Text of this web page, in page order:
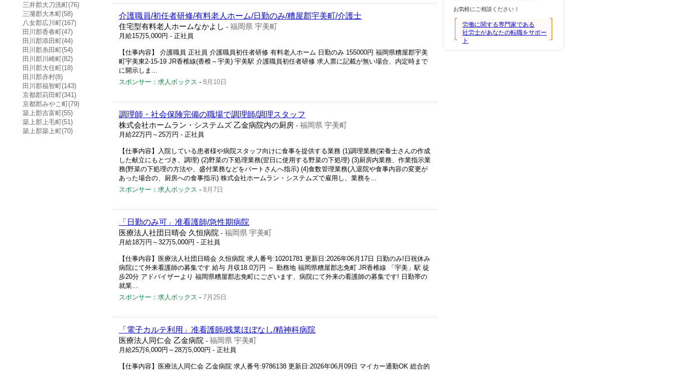
三井郡大刀洗町(76)
三潴郡大木町(58)
八女郡広川町(167)
田川郡香春町(47)
田川郡添田町(44)
田川郡糸田町(54)
田川郡川崎町(82)
田川郡大任町(18)
田川郡赤村(8)
田川郡福智町(143)
京都郡苅田町(341)
京都郡みやこ町(79)
築上郡吉富町(55)
築上郡上毛町(51)
築上郡築上町(70)
介護職員/初任者研修/有料老人ホーム/日勤のみ/糟屋郡宇美町/介護士
住宅型有料老人ホームなかよし - 福岡県 宇美町
月給15万5,000円 - 正社員
【仕事内容】 介護職員 正社員 介護職員初任者研修 有料老人ホーム 日勤のみ 155000円 福岡県糟屋郡宇美
町宇美東2-15-19 JR香椎線(香椎～宇美) 宇美駅 介護職員初任者研修 求人票に記載が無い場合、内定時まで
に開示しま...
スポンサー：求人ボックス - 8月10日
調理師・社会保険完備の職場で調理師/調理スタッフ
株式会社ホームラン・システムズ 乙金病院内の厨房 - 福岡県 宇美町
月給22万円～25万円 - 正社員
【仕事内容】入院している患者様や病院スタッフ向けに食事を提供する業務 (1)調理業務(栄養士さんの作成
した献立にもとづき、調理) (2)野菜の下処理業務(翌日に使用する野菜の下処理) (3)厨房内業務、作業指示業
務(野菜の下処理の方法や、盛付業務などをパートさんへ指示) (4)食数管理業務(入退院や食事内容の変更が
あった場合の、厨房への食事指示) 株式会社ホームラン・システムズで雇用し、業務を...
スポンサー：求人ボックス - 8月7日
「日勤のみ可」准看護師/急性期病院
医療法人社団日晴会 久恒病院 - 福岡県 宇美町
月給18万円～32万5,000円 - 正社員
【仕事内容】医療法人社団日晴会 久恒病院 求人番号:10201781 更新日:2026年06月17日 日勤のみ!日祝休み
病院にて外来看護師の募集です 給与 月収18.0万円 ～ 勤務地 福岡県糟屋郡志免町 JR香椎線 「宇美」駅 徒
歩20分 アドバイザーより 福岡県糟屋郡志免町にございます、病院にて外来の看護師の募集です! 日勤帯の
就業...
スポンサー：求人ボックス - 7月25日
「電子カルテ利用」准看護師/残業ほぼなし/精神科病院
医療法人同仁会 乙金病院 - 福岡県 宇美町
月給25万6,000円～28万5,000円 - 正社員
【仕事内容】医療法人同仁会 乙金病院 求人番号:9786138 更新日:2026年06月09日 マイカー通勤OK 総合的
お気軽にご相談ください！
労働に関する専門家である
社労士があなたの転職をサポー
ト